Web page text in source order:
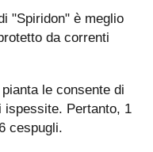
"Spiridon" è meglio
da correnti
le consente di
ispessite. Pertanto, 1
cespugli.